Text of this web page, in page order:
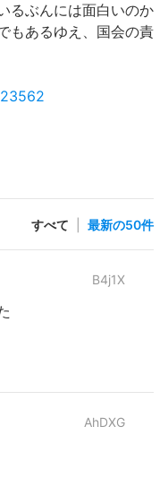
るぶんには面白いのか
もあるゆえ、国会の責
すべて 最新の50件
B4j1X
AhDXG